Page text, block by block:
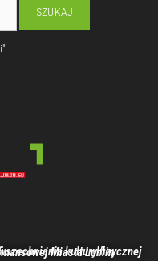
jest przy pomocy finansowej Miasta Lublin